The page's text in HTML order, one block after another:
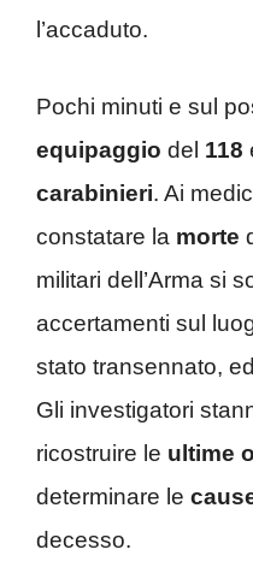
l’accaduto.
Pochi minuti e sul
equipaggio del 118
carabinieri. Ai
constatare la morte
militari dell’Arma si
accertamenti sul
stato transennato,
Gli investigatori
ricostruire le ultime
determinare le
decesso.